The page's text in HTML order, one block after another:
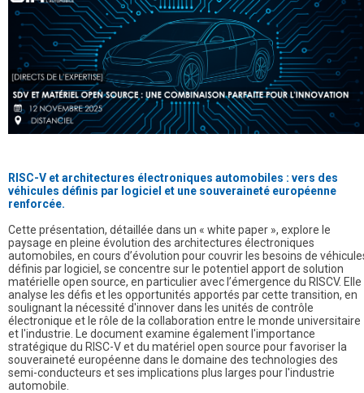
RISC-V et architectures électroniques automobiles : vers des
véhicules définis par logiciel et une souveraineté européenne
renforcée.
Cette présentation, détaillée dans un « white paper », explore le
paysage en pleine évolution des architectures électroniques
automobiles, en cours d’évolution pour couvrir les besoins de
définis par logiciel, se concentre sur le potentiel apport de solution
matérielle open source, en particulier avec l’émergence du RISCV. Elle
analyse les défis et les opportunités apportés par cette transition, en
soulignant la nécessité d'innover dans les unités de contrôle
électronique et le rôle de la collaboration entre le monde universitaire
et l'industrie. Le document examine également l'importance
stratégique du RISC-V et du matériel open source pour favoriser la
souveraineté européenne dans le domaine des technologies des
semi-conducteurs et ses implications plus larges pour l'industrie
automobile.